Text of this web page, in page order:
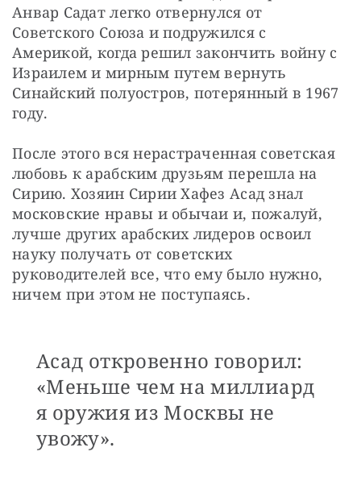
Анвар Садат легко отвернулся от
Советского Союза и подружился с
Америкой, когда решил закончить войну с
Израилем и мирным путем вернуть
Синайский полуостров, потерянный в 1967
году.
После этого вся нерастраченная советская
любовь к арабским друзьям перешла на
Сирию. Хозяин Сирии Хафез Асад знал
московские нравы и обычаи и, пожалуй,
лучше других арабских лидеров освоил
науку получать от советских
руководителей все, что ему было нужно,
ничем при этом не поступаясь.
Асад откровенно говорил:
«Меньше чем на миллиард
я оружия из Москвы не
увожу».